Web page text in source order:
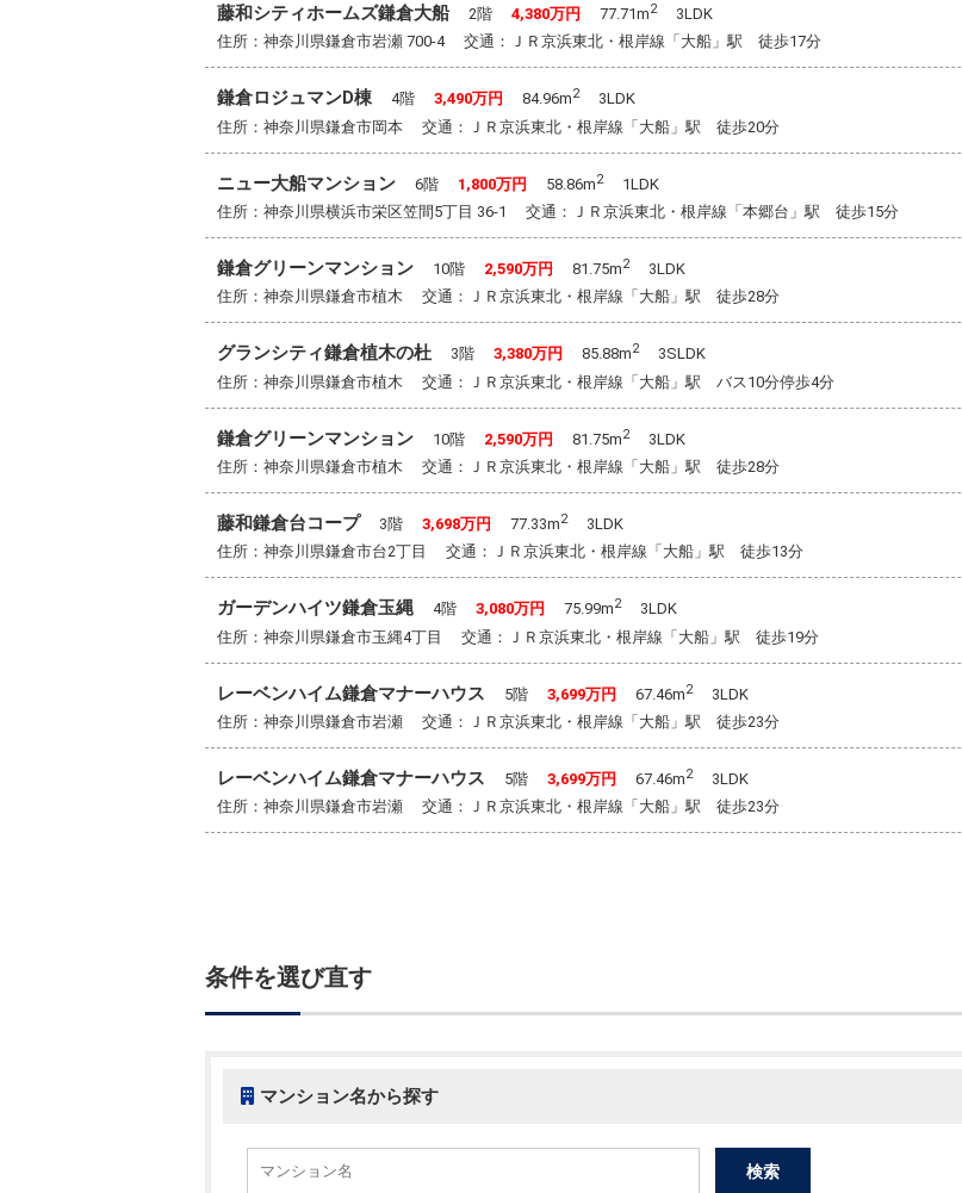
藤和シティホームズ鎌倉大船2階 4,380万円 77.71m23LDK
住所：神奈川県鎌倉市岩瀬 700-4 交通：ＪＲ京浜東北・根岸線「大船」駅 徒歩17分
鎌倉ロジュマンD棟4階 3,490万円 84.96m23LDK
住所：神奈川県鎌倉市岡本 交通：ＪＲ京浜東北・根岸線「大船」駅 徒歩20分
ニュー大船マンション 6階 1,800万円 58.86m21LDK
住所：神奈川県横浜市栄区笠間5丁目 36-1 交通：ＪＲ京浜東北・根岸線「本郷台」駅 徒歩15分
鎌倉グリーンマンション 10階 2,590万円 81.75m23LDK
住所：神奈川県鎌倉市植木 交通：ＪＲ京浜東北・根岸線「大船」駅 徒歩28分
グランシティ鎌倉植木の杜 3階 3,380万円 85.88m23SLDK
住所：神奈川県鎌倉市植木 交通：ＪＲ京浜東北・根岸線「大船」駅 バス10分停歩4分
鎌倉グリーンマンション 10階 2,590万円 81.75m23LDK
住所：神奈川県鎌倉市植木 交通：ＪＲ京浜東北・根岸線「大船」駅 徒歩28分
藤和鎌倉台コープ 3階 3,698万円 77.33m23LDK
住所：神奈川県鎌倉市台2丁目 交通：ＪＲ京浜東北・根岸線「大船」駅 徒歩13分
ガーデンハイツ鎌倉玉縄 4階 3,080万円 75.99m23LDK
住所：神奈川県鎌倉市玉縄4丁目 交通：ＪＲ京浜東北・根岸線「大船」駅 徒歩19分
レーベンハイム鎌倉マナーハウス 5階 3,699万円 67.46m23LDK
住所：神奈川県鎌倉市岩瀬 交通：ＪＲ京浜東北・根岸線「大船」駅 徒歩23分
レーベンハイム鎌倉マナーハウス 5階 3,699万円 67.46m23LDK
住所：神奈川県鎌倉市岩瀬 交通：ＪＲ京浜東北・根岸線「大船」駅 徒歩23分
条件を選び直す
マンション名から探す